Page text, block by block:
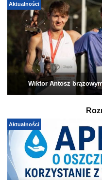
Aktualności
Wiktor Antosz
Aktualności